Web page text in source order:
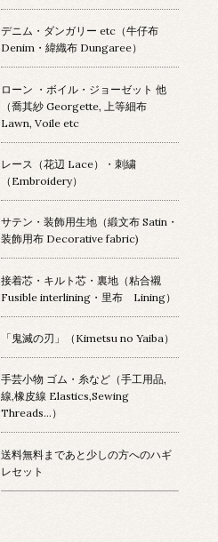
デニム・ダンガリー etc（牛仔布
Denim・緯織布 Dungaree）
ローン ・ボイル・ジョーゼット 他
（喬其紗 Georgette, 上等細布
Lawn, Voile etc
レース（花辺 Lace）・刺繍
（Embroidery）
サテン・装飾用生地（緞文布 Satin・
装飾用布 Decorative fabric)
接着芯・キルト芯・裏地（粘合襯
Fusible interlining・里布 Lining）
「鬼滅の刃」（Kimetsu no Yaiba）
手芸小物 ゴム・糸など（手工用品,
線,橡皮線 Elastics,Sewing
Threads...）
送料無料まであと少しの方へのハギ
レセット